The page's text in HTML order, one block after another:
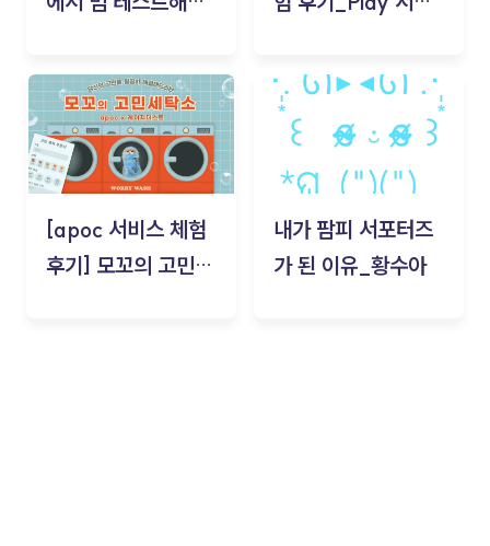
김태현
[apoc 서비스 체험
후기] 모꼬의 고민세
내가 팜피 서포터즈
가 된 이유_황수아